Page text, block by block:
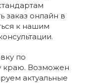
заказ онлайн в
к нашим
по
краю. Возможен
актуальные